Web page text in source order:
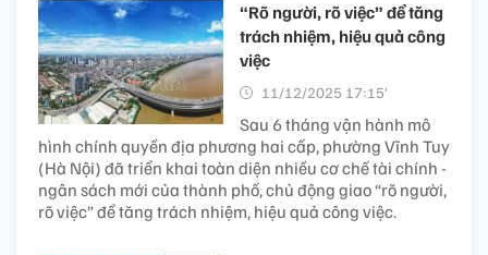
“Rõ người, rõ việc” để tăng
trách nhiệm, hiệu quả công
việc
11/12/2025 17:15’
Sau 6 tháng vận hành mô
hình chính quyền địa phương hai cấp, phường Vĩnh Tuy
(Hà Nội) đã triển khai toàn diện nhiều cơ chế tài chính -
ngân sách mới của thành phố, chủ động giao “rõ người,
rõ việc” để tăng trách nhiệm, hiệu quả công việc.